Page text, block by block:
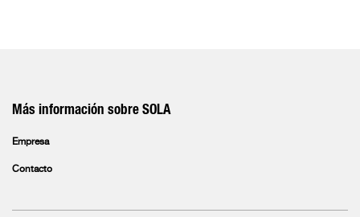
Más información sobre SOLA
Empresa
Contacto